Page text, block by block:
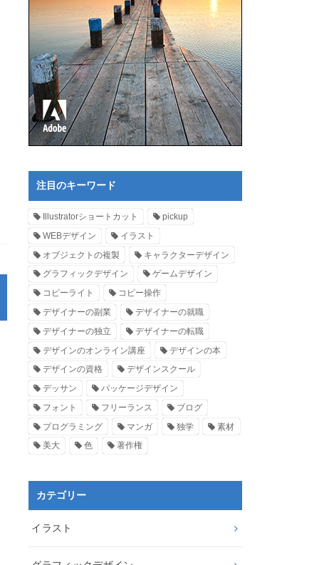
注目のキーワード
Illustratorショートカット
pickup
WEBデザイン
イラスト
オブジェクトの複製
キャラクターデザイン
グラフィックデザイン
ゲームデザイン
コピーライト
コピー操作
デザイナーの副業
デザイナーの就職
デザイナーの独立
デザイナーの転職
デザインのオンライン講座
デザインの本
デザインの資格
デザインスクール
デッサン
パッケージデザイン
フォント
フリーランス
ブログ
プログラミング
マンガ 独学
素材
美大
色 著作権
カテゴリー
イラスト